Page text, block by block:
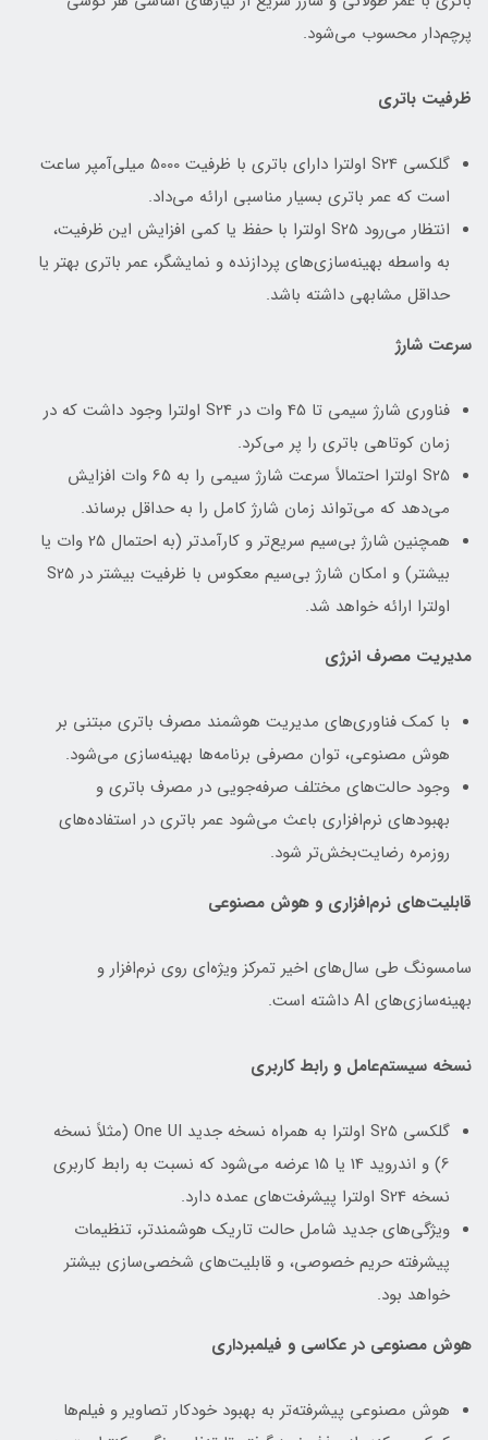
پرچم‌دار محسوب می‌شود.
ظرفیت باتری
گلکسی S24 اولترا دارای باتری با ظرفیت 5000 میلی‌آمپر ساعت
است که عمر باتری بسیار مناسبی ارائه می‌داد.
انتظار می‌رود S25 اولترا با حفظ یا کمی افزایش این ظرفیت،
به واسطه بهینه‌سازی‌های پردازنده و نمایشگر، عمر باتری بهتر یا
حداقل مشابهی داشته باشد.
سرعت شارژ
فناوری شارژ سیمی تا 45 وات در S24 اولترا وجود داشت که در
زمان کوتاهی باتری را پر می‌کرد.
S25 اولترا احتمالاً سرعت شارژ سیمی را به 65 وات افزایش
می‌دهد که می‌تواند زمان شارژ کامل را به حداقل برساند.
همچنین شارژ بی‌سیم سریع‌تر و کارآمدتر (به احتمال 25 وات یا
بیشتر) و امکان شارژ بی‌سیم معکوس با ظرفیت بیشتر در S25
اولترا ارائه خواهد شد.
مدیریت مصرف انرژی
با کمک فناوری‌های مدیریت هوشمند مصرف باتری مبتنی بر
هوش مصنوعی، توان مصرفی برنامه‌ها بهینه‌سازی می‌شود.
وجود حالت‌های مختلف صرفه‌جویی در مصرف باتری و
بهبودهای نرم‌افزاری باعث می‌شود عمر باتری در استفاده‌های
روزمره رضایت‌بخش‌تر شود.
قابلیت‌های نرم‌افزاری و هوش مصنوعی
سامسونگ طی سال‌های اخیر تمرکز ویژه‌ای روی نرم‌افزار و
بهینه‌سازی‌های AI داشته است.
نسخه سیستم‌عامل و رابط کاربری
گلکسی S25 اولترا به همراه نسخه جدید One UI (مثلاً نسخه
6) و اندروید 14 یا 15 عرضه می‌شود که نسبت به رابط کاربری
نسخه S24 اولترا پیشرفت‌های عمده دارد.
ویژگی‌های جدید شامل حالت تاریک هوشمندتر، تنظیمات
پیشرفته حریم خصوصی، و قابلیت‌های شخصی‌سازی بیشتر
خواهد بود.
هوش مصنوعی در عکاسی و فیلمبرداری
هوش مصنوعی پیشرفته‌تر به بهبود خودکار تصاویر و فیلم‌ها